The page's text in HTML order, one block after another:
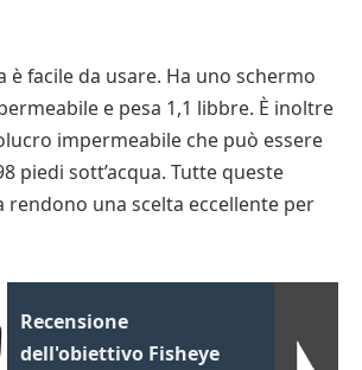
è facile da usare. Ha uno schermo
e pesa 1,1 libbre. È inoltre
impermeabile che può essere
piedi sott’acqua. Tutte queste
rendono una scelta eccellente per
Recensione
dell'obiettivo Fisheye